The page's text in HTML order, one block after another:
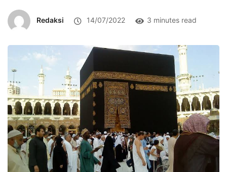
Redaksi 14/07/2022 3 minutes read